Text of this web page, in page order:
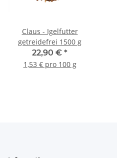
Claus - Igelfutter
getreidefrei 1500 g
22,90 € *
1,53 € pro 100 g